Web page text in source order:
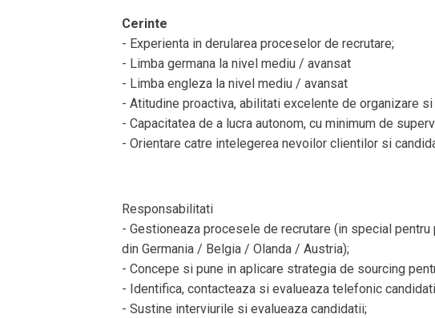
Cerinte
- Experienta in derularea proceselor de recrutare;
- Limba germana la nivel mediu / avansat
- Limba engleza la nivel mediu / avansat
- Atitudine proactiva, abilitati excelente de organizare
- Capacitatea de a lucra autonom, cu minimum de
- Orientare catre intelegerea nevoilor clientilor si
Responsabilitati
- Gestioneaza procesele de recrutare (in special
din Germania / Belgia / Olanda / Austria);
- Concepe si pune in aplicare strategia de sourcing
- Identifica, contacteaza si evalueaza telefonic
- Sustine interviurile si evalueaza candidatii;